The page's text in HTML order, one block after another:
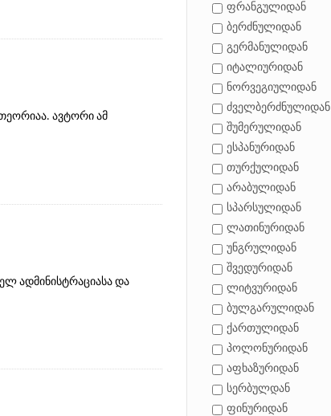
ავტორი ამ
ადმინისტრაციასა და
ფრანგულიდან
ბერძნულიდან
გერმანულიდან
იტალიურიდან
ნორვეგიულიდან
ძველბერძნულიდან
შუმერულიდან
ესპანურიდან
თურქულიდან
არაბულიდან
სპარსულიდან
ლათინურიდან
უნგრულიდან
შვედურიდან
ლიტვურიდან
ბულგარულიდან
ქართულიდან
პოლონურიდან
აფხაზურიდან
სერბულდან
ფინურიდან